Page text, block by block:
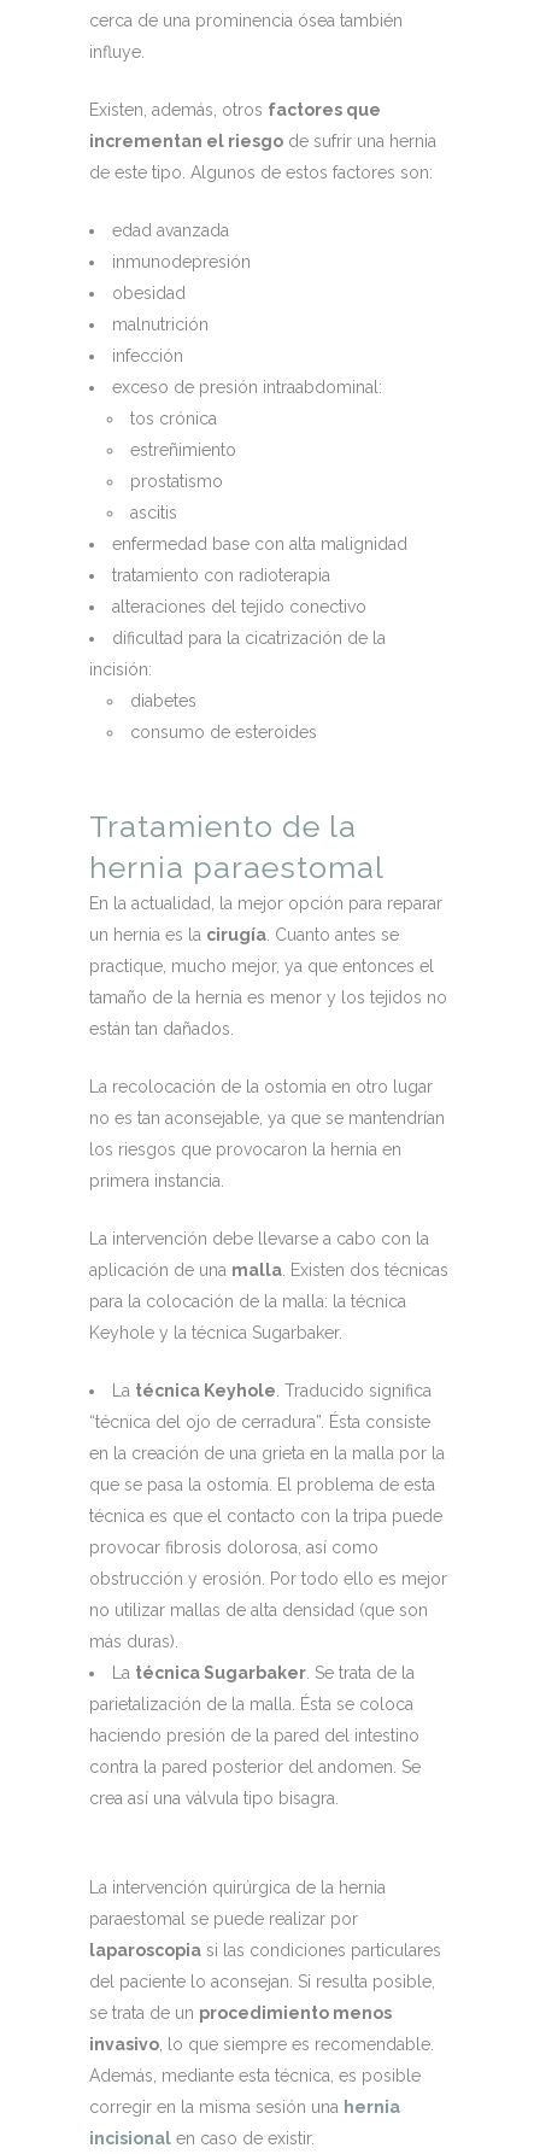
cerca de una prominencia ósea también
influye.
Existen, además, otros factores que
incrementan el riesgo de sufrir una hernia
de este tipo. Algunos de estos factores son:
edad avanzada
inmunodepresión
obesidad
malnutrición
infección
exceso de presión intraabdominal:
tos crónica
estreñimiento
prostatismo
ascitis
enfermedad base con alta malignidad
tratamiento con radioterapia
alteraciones del tejido conectivo
dificultad para la cicatrización de la
incisión:
diabetes
consumo de esteroides
Tratamiento de la
hernia paraestomal
En la actualidad, la mejor opción para reparar
un hernia es la cirugía. Cuanto antes se
practique, mucho mejor, ya que entonces el
tamaño de la hernia es menor y los tejidos no
están tan dañados.
La recolocación de la ostomia en otro lugar
no es tan aconsejable, ya que se mantendrían
los riesgos que provocaron la hernia en
primera instancia.
La intervención debe llevarse a cabo con la
aplicación de una malla. Existen dos técnicas
para la colocación de la malla: la técnica
Keyhole y la técnica Sugarbaker.
La técnica Keyhole. Traducido significa
“técnica del ojo de cerradura”. Ésta consiste
en la creación de una grieta en la malla por la
que se pasa la ostomía. El problema de esta
técnica es que el contacto con la tripa puede
provocar fibrosis dolorosa, así como
obstrucción y erosión. Por todo ello es mejor
no utilizar mallas de alta densidad (que son
más duras).
La técnica Sugarbaker. Se trata de la
parietalización de la malla. Ésta se coloca
haciendo presión de la pared del intestino
contra la pared posterior del andomen. Se
crea así una válvula tipo bisagra.
La intervención quirúrgica de la hernia
paraestomal se puede realizar por
laparoscopia si las condiciones particulares
del paciente lo aconsejan. Si resulta posible,
se trata de un procedimiento menos
invasivo, lo que siempre es recomendable.
Además, mediante esta técnica, es posible
corregir en la misma sesión una hernia
incisional en caso de existir.